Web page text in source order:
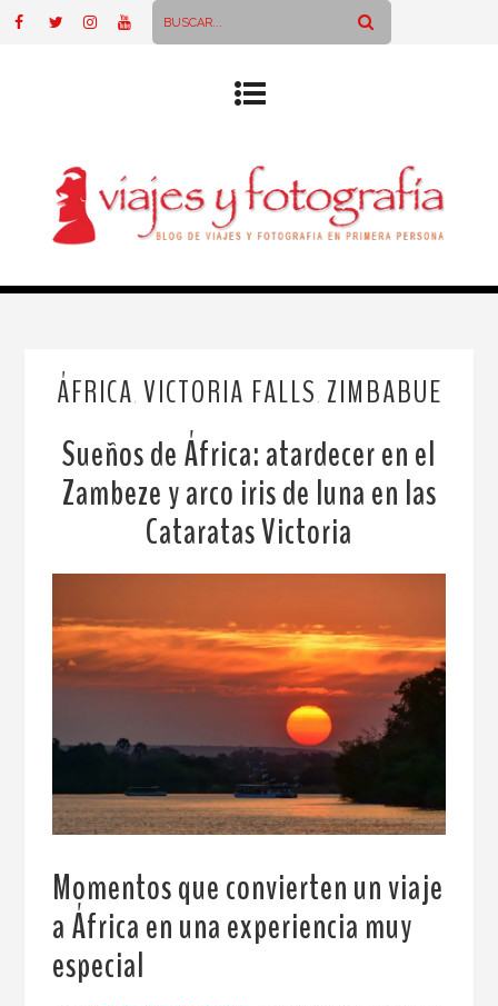
ÁFRICA VICTORIA FALLS ZIMBABUE
Sueños de África: atardecer en el
Zambeze y arco iris de luna en las
Cataratas Victoria
Momentos que convierten un viaje
a África en una experiencia muy
especial